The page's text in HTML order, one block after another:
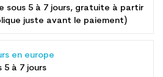
sous 5 à 7 jours, gratuite à partir
juste avant le paiement)
en europe
5 à 7 jours